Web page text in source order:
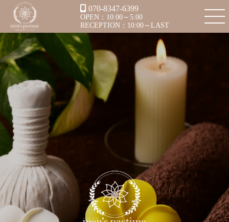
070-8347-6399
OPEN：10:00～5:00
RECEPTION：10:00～LAST